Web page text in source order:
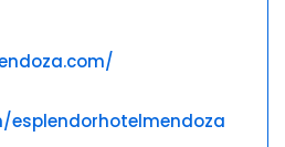
esplendorhotelmendoza